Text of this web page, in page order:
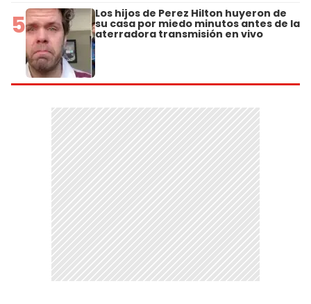
5 Los hijos de Perez Hilton huyeron de
su casa por miedo minutos antes de la
aterradora transmisión en vivo